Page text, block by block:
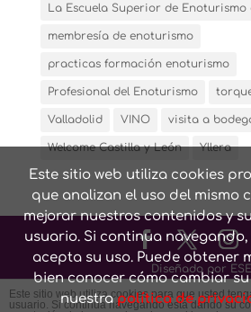
Este sitio web utiliza cookies
que analizan el uso del mismo
mejorar nuestros contenidos y
usuario. Si continua
acepta su uso. Puede obtener
bien conocer cómo cambiar
nuestrapolítica de
La Escuela Superior de Enoturismo
membresía de enoturismo
practicas formación enoturismo
Profesional del Enoturismo
Valladolid VINO visita a
Welcome Castilla y León Yllera
Diseñado por ESE
Este sitio web utiliza cookies para que usted
usuario. Si continúa navegando está dando su